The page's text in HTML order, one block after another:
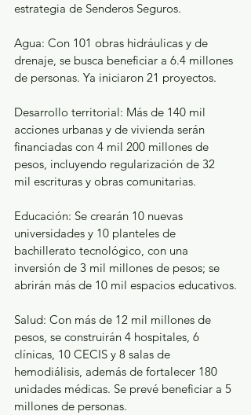
estrategia de Senderos Seguros.
Agua: Con 101 obras hidráulicas y de
drenaje, se busca beneficiar a 6.4 millones
de personas. Ya iniciaron 21 proyectos.
Desarrollo territorial: Más de 140 mil
acciones urbanas y de vivienda serán
financiadas con 4 mil 200 millones de
pesos, incluyendo regularización de 32
mil escrituras y obras comunitarias.
Educación: Se crearán 10 nuevas
universidades y 10 planteles de
bachillerato tecnológico, con una
inversión de 3 mil millones de pesos; se
abrirán más de 10 mil espacios educativos.
Salud: Con más de 12 mil millones de
pesos, se construirán 4 hospitales, 6
clínicas, 10 CECIS y 8 salas de
hemodiálisis, además de fortalecer 180
unidades médicas. Se prevé beneficiar a 5
millones de personas.